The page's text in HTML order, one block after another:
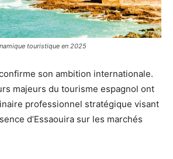
touristique en 2025
son ambition internationale.
majeurs du tourisme espagnol ont
professionnel stratégique visant
d’Essaouira sur les marchés